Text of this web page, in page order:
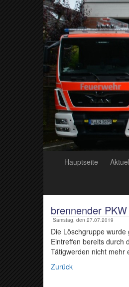
Hauptseite
brennender
Samstag, den 27.07.2019
Die Löschgruppe
Eintreffen bereits durch
Tätigwerden nicht mehr
Zurück